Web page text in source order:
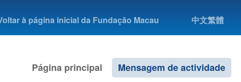
à página inicial da Fundação Macau 中文繁體
Página principal Mensagem de actividade